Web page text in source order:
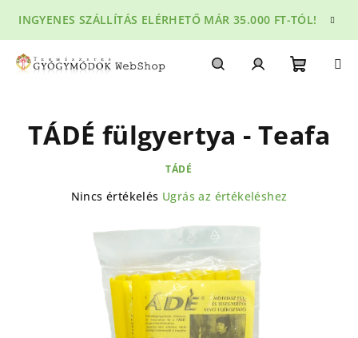
fő
tartalomhoz
INGYENES SZÁLLÍTÁS ELÉRHETŐ MÁR 35.000 FT-TÓL!
TÁDÉ fülgyertya - Teafa
TÁDÉ
A
átlagos
értékelése
csillag.
Nincs értékelés Ugrás az értékeléshez